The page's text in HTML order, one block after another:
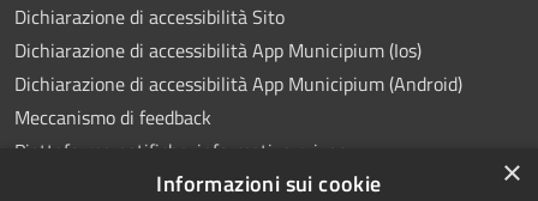
Dichiarazione di accessibilità Sito
Dichiarazione di accessibilità App Municipium (Ios)
Dichiarazione di accessibilità App Municipium (Android)
Meccanismo di feedback
Piattaforma notifiche: informativa privacy
×
Informazioni sui cookie